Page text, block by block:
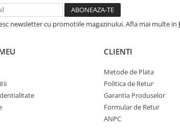
newsletter cu promotiile magazinului. Afla mai multe in
CLIENTI
Metode de Plata
Politica de Retur
Garantia Produselor
Formular de Retur
ANPC